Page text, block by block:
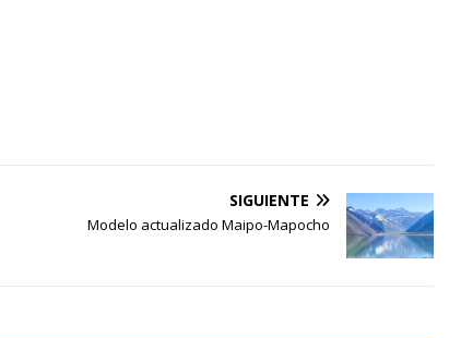
SIGUIENTE
Modelo actualizado Maipo-Mapocho